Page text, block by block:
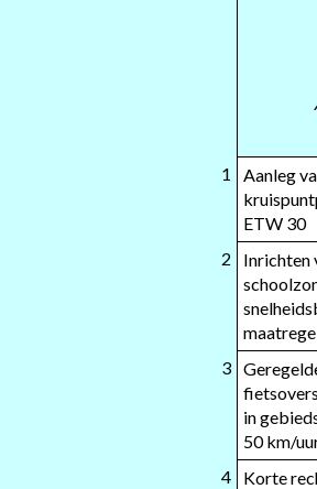
1
Aanleg
ETW 30
2
Inrichten
3
in
50 km/
4
Korte